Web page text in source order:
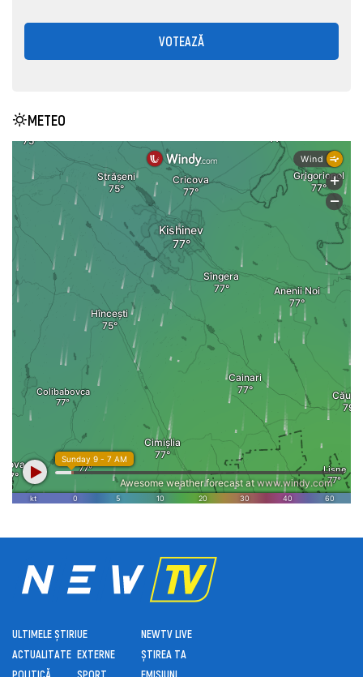
VOTEAZĂ
METEO
ULTIMELE ȘTIRI
ACTUALITATE
POLITICĂ
UE
EXTERNE
SPORT
NEWTV LIVE
ȘTIREA TA
EMISIUNI